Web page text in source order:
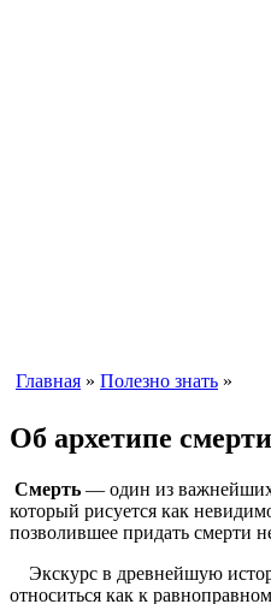
Главная » Полезно знать »
Об архетипе
Смерть — один из важнейших
который рисуется как
позволившее придать смерти
Экскурс в древнейшую
относиться как к